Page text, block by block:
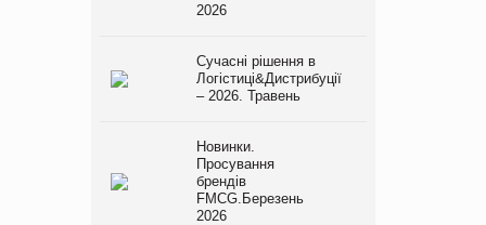
2026
Сучасні рішення в
Логістиці&Дистрибуції
– 2026. Травень
Новинки.
Просування
брендів
FMCG.Березень
2026